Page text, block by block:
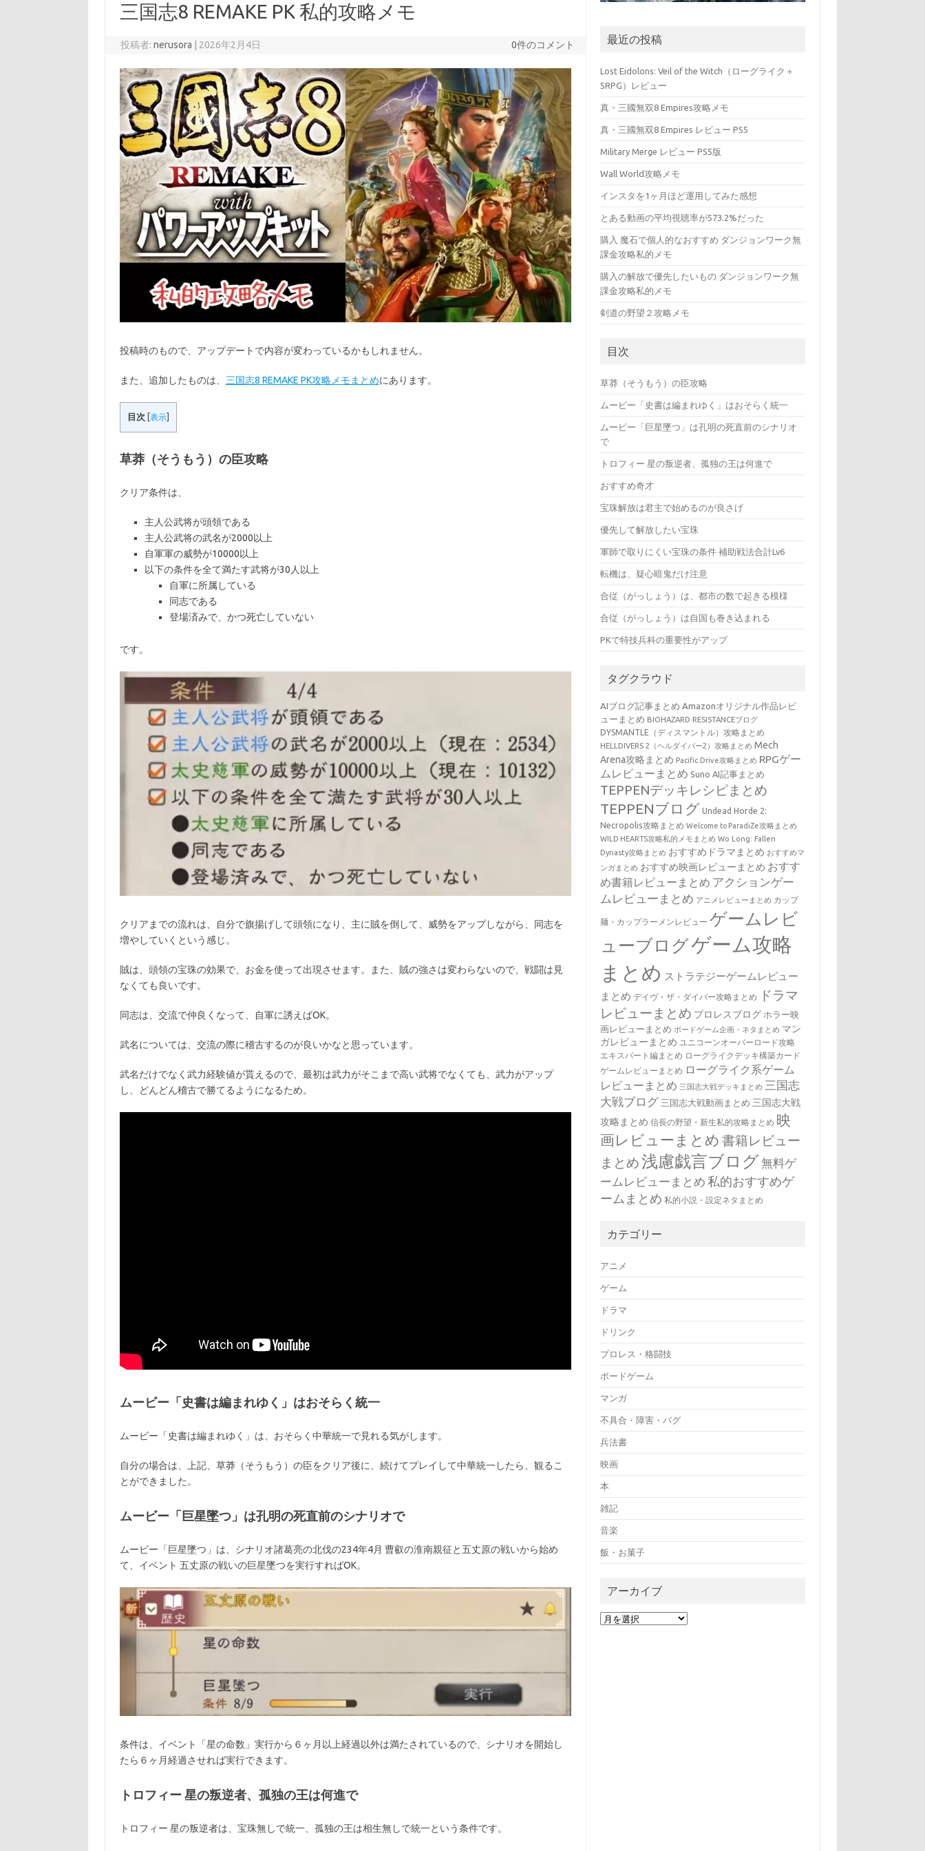
三国志8 REMAKE PK 私的攻略メモ
投稿者:nerusora 2026年2月4日 0件のコメント
投稿時のもので、アップデートで内容が変わっているかもしれません。
また、追加したものは、 三国志8 REMAKE PK攻略メモまとめにあります。
目次 [表示]
草莽（そうもう）の臣攻略
クリア条件は、
主人公武将が頭領である
主人公武将の武名が2000以上
自軍軍の威勢が10000以上
以下の条件を全て満たす武将が30人以上
自軍に所属している
同志である
登場済みで、かつ死亡していない
です。
クリアまでの流れは、自分で旗揚げして頭領になり、主に賊を倒して、威勢をアップしながら、同志を
増やしていくという感じ。
賊は、頭領の宝珠の効果で、お金を使って出現させます。また、賊の強さは変わらないので、戦闘は見
なくても良いです。
同志は、交流で仲良くなって、自軍に誘えばOK。
武名については、交流の際に稽古するのが良いかなと思っています。
武名だけでなく武力経験値が貰えるので、最初は武力がそこまで高い武将でなくても、武力がアップ
し、どんどん稽古で勝てるようになるため。
ムービー「史書は編まれゆく」はおそらく統一
ムービー「史書は編まれゆく」は、おそらく中華統一で見れる気がします。
自分の場合は、上記、草莽（そうもう）の臣をクリア後に、続けてプレイして中華統一したら、観るこ
とができました。
ムービー「巨星墜つ」は孔明の死直前のシナリオで
ムービー「巨星墜つ」は、シナリオ諸葛亮の北伐の234年4月 曹叡の淮南親征と五丈原の戦いから始め
て、イベント 五丈原の戦いの巨星墜つを実行すればOK。
条件は、イベント「星の命数」実行から６ヶ月以上経過以外は満たされているので、シナリオを開始し
たら６ヶ月経過させれば実行できます。
トロフィー 星の叛逆者、孤独の王は何進で
トロフィー 星の叛逆者は、宝珠無しで統一、孤独の王は相生無しで統一という条件です。
最近の投稿
Lost Eidolons: Veil of the Witch（ローグライク＋
SRPG）レビュー
真・三國無双8 Empires攻略メモ
真・三國無双8 Empires レビュー PS5
Military Merge レビュー PS5版
Wall World攻略メモ
インスタを1ヶ月ほど運用してみた感想
とある動画の平均視聴率が573.2%だった
購入 魔石で個人的なおすすめ ダンジョンワーク無
課金攻略私的メモ
購入の解放で優先したいもの ダンジョンワーク無
課金攻略私的メモ
剣道の野望２攻略メモ
目次
草莽（そうもう）の臣攻略
ムービー「史書は編まれゆく」はおそらく統一
ムービー「巨星墜つ」は孔明の死直前のシナリオ
で
トロフィー 星の叛逆者、孤独の王は何進で
おすすめ奇才
宝珠解放は君主で始めるのが良さげ
優先して解放したい宝珠
軍師で取りにくい宝珠の条件 補助戦法合計Lv6
転機は、疑心暗鬼だけ注意
合従（がっしょう）は、都市の数で起きる模様
合従（がっしょう）は自国も巻き込まれる
PKで特技兵科の重要性がアップ
タグクラウド
AIブログ記事まとめ Amazonオリジナル作品レビ
ューまとめ BIOHAZARD RESISTANCEブログ
DYSMANTLE（ディスマントル）攻略まとめ
HELLDIVERS 2（ヘルダイバー2）攻略まとめ Mech
Arena攻略まとめ Pacific Drive攻略まとめ RPGゲー
ムレビューまとめ Suno AI記事まとめ
TEPPENデッキレシピまとめ
TEPPENブログ Undead Horde 2:
Necropolis攻略まとめ Welcome to ParadiZe攻略まとめ
WILD HEARTS攻略私的メモまとめ Wo Long: Fallen
Dynasty攻略まとめ おすすめドラマまとめ おすすめマ
ンガまとめ おすすめ映画レビューまとめ おすす
め書籍レビューまとめ アクションゲー
ムレビューまとめ アニメレビューまとめ カップ
麺・カップラーメンレビュー ゲームレビ
ューブログゲーム攻略
まとめ ストラテジーゲームレビュー
まとめ デイヴ・ザ・ダイバー攻略まとめ
ドラマ
レビューまとめ プロレスブログ ホラー映
画レビューまとめ ボードゲーム企画・ネタまとめ マン
ガレビューまとめ ユニコーンオーバーロード攻略
エキスパート編まとめ ローグライクデッキ構築カード
ゲームレビューまとめ ローグライク系ゲーム
レビューまとめ 三国志大戦デッキまとめ 三国志
大戦ブログ 三国志大戦動画まとめ 三国志大戦
攻略まとめ 信長の野望・新生私的攻略まとめ 映
画レビューまとめ 書籍レビュー
まとめ浅慮戯言ブログ無料ゲ
ームレビューまとめ 私的おすすめゲ
ームまとめ 私的小説・設定ネタまとめ
カテゴリー
アニメ
ゲーム
ドラマ
ドリンク
プロレス・格闘技
ボードゲーム
マンガ
不具合・障害・バグ
兵法書
映画
本
雑記
音楽
飯・お菓子
アーカイブ
ア